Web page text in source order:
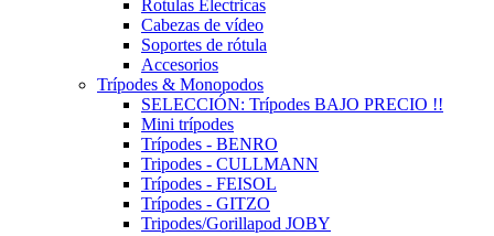
Rotulas Electricas
Cabezas de vídeo
Soportes de rótula
Accesorios
Trípodes & Monopodos
SELECCIÓN: Trípodes BAJO PRECIO !!
Mini trípodes
Trípodes - BENRO
Tripodes - CULLMANN
Trípodes - FEISOL
Trípodes - GITZO
Tripodes/Gorillapod JOBY